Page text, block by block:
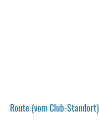
Route (vom Club-Standort)